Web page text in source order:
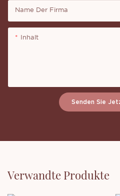
Name Der Firma
Inhalt
Senden Sie
Verwandte Produkte